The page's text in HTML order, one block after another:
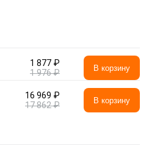
1 877 ₽
1 976 ₽
В корзину
16 969 ₽
17 862 ₽
В корзину